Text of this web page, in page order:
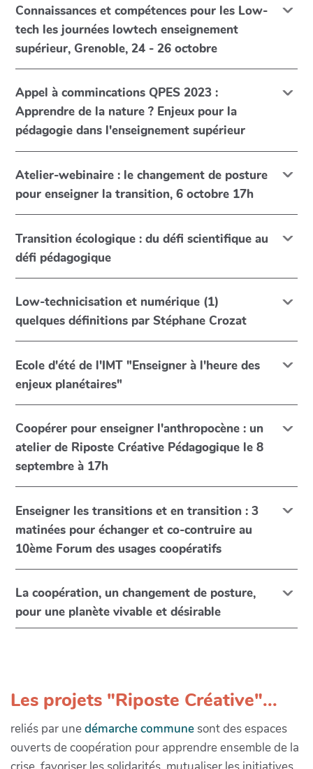
Connaissances et compétences pour les Low-
tech les journées lowtech enseignement
supérieur, Grenoble, 24 - 26 octobre
Appel à commincations QPES 2023 :
Apprendre de la nature ? Enjeux pour la
pédagogie dans l'enseignement supérieur
Atelier-webinaire : le changement de posture
pour enseigner la transition, 6 octobre 17h
Transition écologique : du défi scientifique au
défi pédagogique
Low-technicisation et numérique (1)
quelques définitions par Stéphane Crozat
Ecole d'été de l'IMT "Enseigner à l'heure des
enjeux planétaires"
Coopérer pour enseigner l'anthropocène : un
atelier de Riposte Créative Pédagogique le 8
septembre à 17h
Enseigner les transitions et en transition : 3
matinées pour échanger et co-contruire au
10ème Forum des usages coopératifs
La coopération, un changement de posture,
pour une planète vivable et désirable